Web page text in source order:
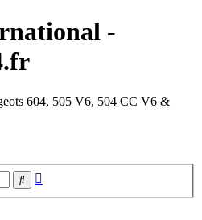
-
604, 505 V6, 504 CC V6 &
Rechercher